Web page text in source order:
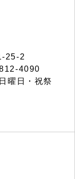
25-2
4090
曜日・祝祭